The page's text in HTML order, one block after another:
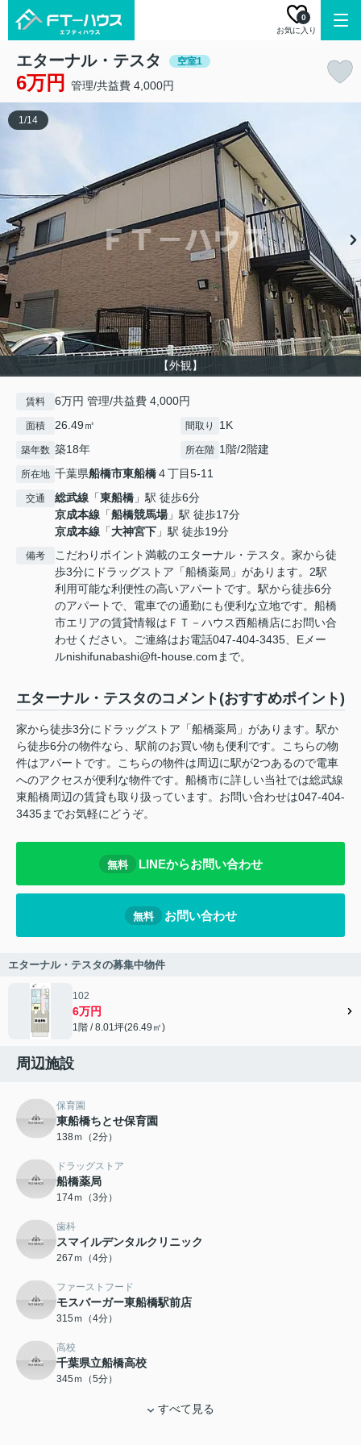
お気に入り
0
エターナル・テスタ 空室1
6万円 管理/共益費 4,000円
【外観】
1/14
賃料 6万円 管理/共益費 4,000円
面積 26.49㎡ 間取り 1K
築年数 築18年 所在階 1階/2階建
所在地 千葉県船橋市東船橋４丁目5-11
交通 総武線 「東船橋 」駅 徒歩6分
京成本線 「船橋競馬場」駅 徒歩17分
京成本線 「大神宮下 」駅 徒歩19分
備考
こだわりポイント満載のエターナル・テスタ。家から徒
歩3分にドラッグストア「船橋薬局」があります。2駅
利用可能な利便性の高いアパートです。駅から徒歩6分
のアパートで、電車での通勤にも便利な立地です。船橋
市エリアの賃貸情報はＦＴ－ハウス西船橋店にお問い合
わせください。ご連絡はお電話047-404-3435、Eメー
ルnishifunabashi@ft-house.comまで。
エターナル・テスタのコメント(おすすめポイント)
家から徒歩3分にドラッグストア「船橋薬局」があります。駅か
ら徒歩6分の物件なら、駅前のお買い物も便利です。こちらの物
件はアパートです。こちらの物件は周辺に駅が2つあるので電車
へのアクセスが便利な物件です。船橋市に詳しい当社では総武線
東船橋周辺の賃貸も取り扱っています。お問い合わせは047-404-
3435までお気軽にどうぞ。
無料 LINEからお問い合わせ
無料 お問い合わせ
エターナル・テスタの募集中物件
102
6万円
1階 / 8.01坪(26.49㎡)
周辺施設
保育園
東船橋ちとせ保育園
138ｍ（2分）
ドラッグストア
船橋薬局
174ｍ（3分）
歯科
スマイルデンタルクリニック
267ｍ（4分）
ファーストフード
モスバーガー東船橋駅前店
315ｍ（4分）
高校
千葉県立船橋高校
345ｍ（5分）
すべて見る